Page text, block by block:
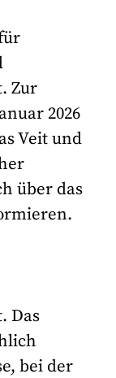
Zur
2026
Veit und
über das
Das
bei der